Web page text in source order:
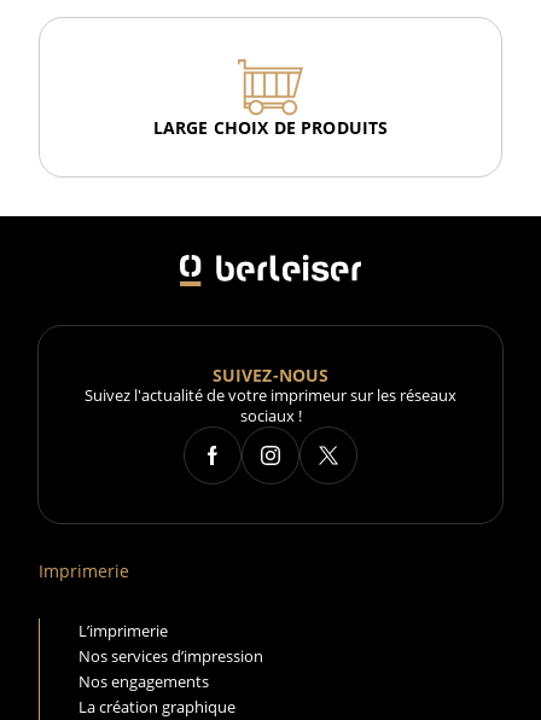
LARGE CHOIX DE PRODUITS
SUIVEZ-NOUS
Suivez l'actualité de votre imprimeur sur les réseaux
sociaux !
Imprimerie
L’imprimerie
Nos services d’impression
Nos engagements
La création graphique